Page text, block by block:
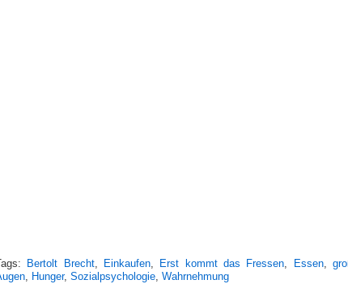
Bertolt Brecht, Einkaufen, Erst kommt das Fressen, Essen,
, Hunger, Sozialpsychologie, Wahrnehmung